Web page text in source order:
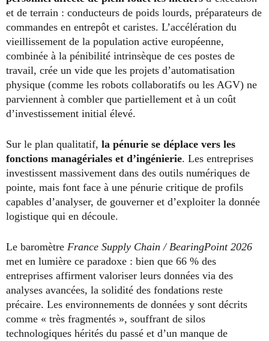
et de terrain : conducteurs de poids lourds, préparateurs de
commandes en entrepôt et caristes. L’accélération du
vieillissement de la population active européenne,
combinée à la pénibilité intrinsèque de ces postes de
travail, crée un vide que les projets d’automatisation
physique (comme les robots collaboratifs ou les AGV) ne
parviennent à combler que partiellement et à un coût
d’investissement initial élevé.
Sur le plan qualitatif, la pénurie se déplace vers les
fonctions managériales et d’ingénierie. Les entreprises
investissent massivement dans des outils numériques de
pointe, mais font face à une pénurie critique de profils
capables d’analyser, de gouverner et d’exploiter la donnée
logistique qui en découle.
Le baromètre France Supply Chain / BearingPoint 2026
met en lumière ce paradoxe : bien que 66 % des
entreprises affirment valoriser leurs données via des
analyses avancées, la solidité des fondations reste
précaire. Les environnements de données y sont décrits
comme « très fragmentés », souffrant de silos
technologiques hérités du passé et d’un manque de